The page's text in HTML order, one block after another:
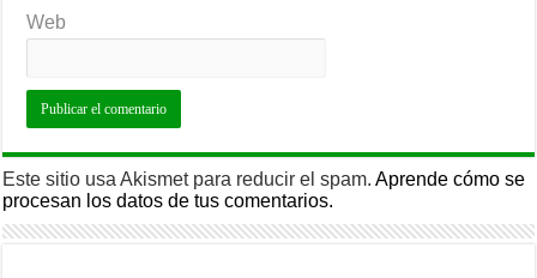
Web
Este sitio usa Akismet para reducir el spam.Aprende cómo se
procesan los datos de tus comentarios.